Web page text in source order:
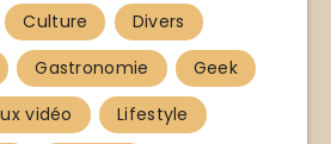
Culture
Divers
Gastronomie
Geek
vidéo
Lifestyle